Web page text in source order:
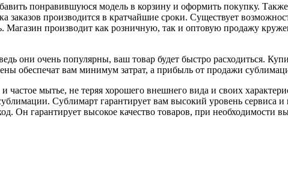
понравившуюся модель в корзину и оформить покупку.
производится в кратчайшие сроки. Существует
Магазин производит как розничную, так и оптовую продажу
они очень популярны, ваш товар будет быстро расходиться.
обеспечат вам минимум затрат, а прибыль от продажи
мытье, не теряя хорошего внешнего вида и своих
Сублимарт гарантирует вам высокий уровень сервиса
Он гарантирует высокое качество товаров, при необходимости